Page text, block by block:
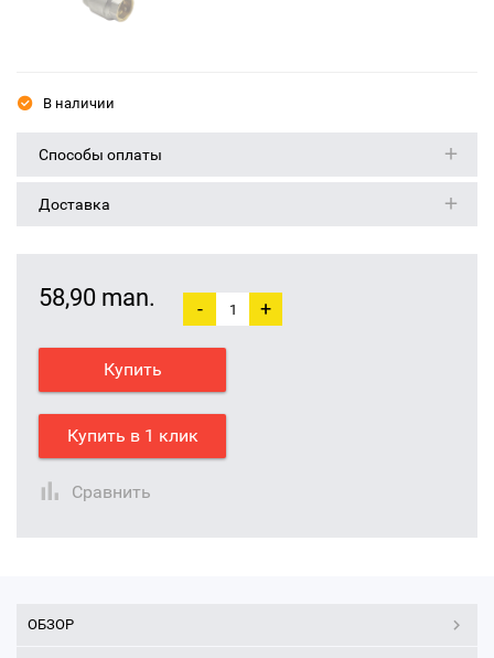
В наличии
Способы оплаты
Доставка
58,90 man. - +
Купить
Купить в 1 клик
Сравнить
ОБЗОР